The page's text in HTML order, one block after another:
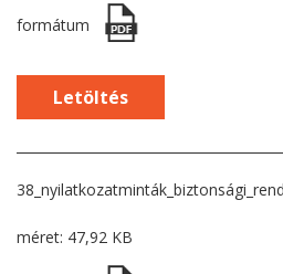
formátum
Letöltés
méret: 47,92 KB